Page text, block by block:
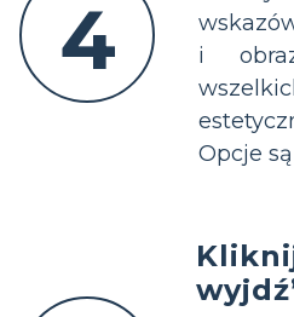
4
i
Opcje